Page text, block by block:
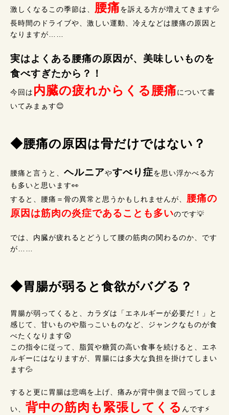
激しくなるこの季節は、 腰痛を訴える方が増えてきます💦
長時間のドライブや、激しい運動、冷えなどは腰痛の原因と
なりますが……
実はよくある腰痛の原因が、美味しいものを
食べすぎたから？！
今回は 内臓の疲れからくる腰痛について書
いてみまぁす😊
◆腰痛の原因は骨だけではない？
腰痛と言うと、 ヘルニアやすべり症を思い浮かべる方
も多いと思います👀
すると、腰痛＝骨の異常と思うかもしれませんが、 腰痛の
原因は筋肉の炎症であることも多いのです💡
では、内臓が疲れるとどうして腰の筋肉の関わるのか、です
が……
◆胃腸が弱ると食欲がバグる？
胃腸が弱ってくると、カラダは「エネルギーが必要だ！」と
感じて、甘いものや脂っこいものなど、ジャンクなものが食
べたくなります😲
この指令に従って、脂質や糖質の高い食事を続けると、エネ
ルギーにはなりますが、胃腸には多大な負担を掛けてしまい
ます💦
すると更に胃腸は悲鳴を上げ、痛みが背中側まで回ってしま
い、 背中の筋肉も緊張してくる んです⚡